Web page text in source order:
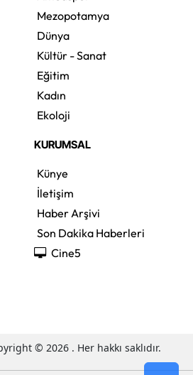
Mezopotamya
Dünya
Kültür - Sanat
Eğitim
Kadın
Ekoloji
KURUMSAL
Künye
İletişim
Haber Arşivi
Son Dakika Haberleri
Cine5
© 2026 . Her hakkı saklıdır.